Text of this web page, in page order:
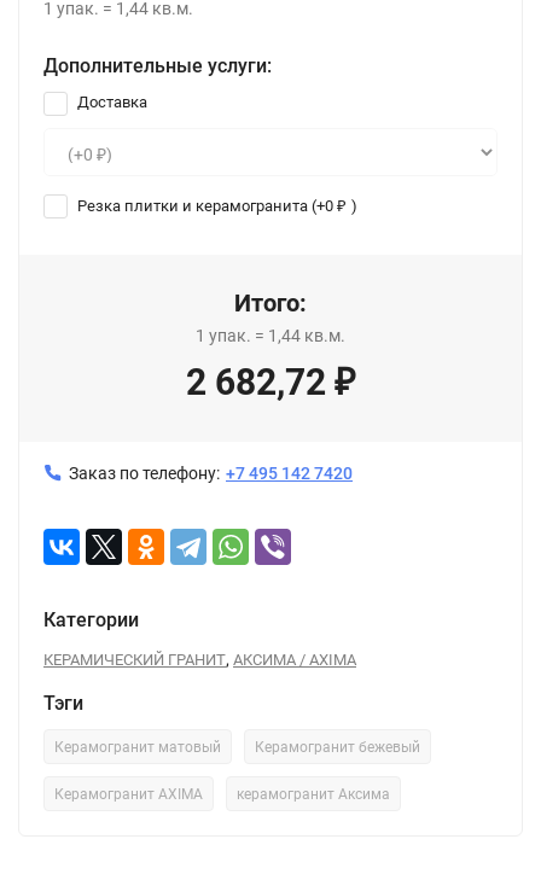
1 упак. = 1,44 кв.м.
Дополнительные услуги:
Доставка
Резка плитки и керамогранита (+0 ₽ )
Итого:
1 упак. = 1,44 кв.м.
2 682,72 ₽
Заказ по телефону: +7 495 142 7420
Категории
КЕРАМИЧЕСКИЙ ГРАНИТ, АКСИМА / AXIMA
Тэги
Керамогранит матовый Керамогранит бежевый
Керамогранит AXIMA керамогранит Аксима